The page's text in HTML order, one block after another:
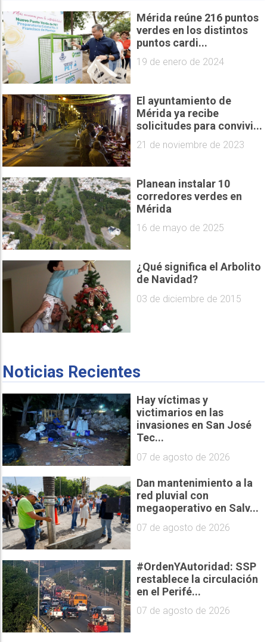
Mérida reúne 216 puntos
verdes en los distintos
puntos cardi...
19 de enero de 2024
El ayuntamiento de
Mérida ya recibe
solicitudes para convivi...
21 de noviembre de 2023
Planean instalar 10
corredores verdes en
Mérida
16 de mayo de 2025
¿Qué significa el Arbolito
de Navidad?
03 de diciembre de 2015
Noticias Recientes
Hay víctimas y
victimarios en las
invasiones en San José
Tec...
07 de agosto de 2026
Dan mantenimiento a la
red pluvial con
megaoperativo en Salv...
07 de agosto de 2026
#OrdenYAutoridad: SSP
restablece la circulación
en el Perifé...
07 de agosto de 2026